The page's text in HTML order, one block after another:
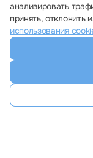
Все права
анализировать
принять, отклонить
использования